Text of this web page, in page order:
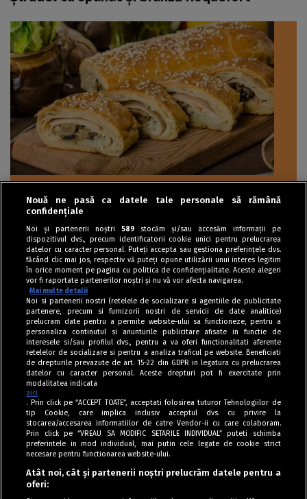
Aperitive
Ștrudel cu șuncă și ciuperci, pentru gustări
delicioase
Tag index
Program Antena 1
Nouă ne pasă ca datele tale personale să rămână
confidențiale
Noi și partenerii noștri 589 stocăm și/sau accesăm informații pe
dispozitivul dvs., precum identificatorii cookie unici pentru prelucrarea
datelor cu caracter personal. Puteți accepta sau gestiona preferințele dvs.
făcând clic mai jos, respectiv vă puteți opune utilizării unui interes legitim
în orice moment pe pagina cu politica de confidențialitate. Aceste alegeri
vor fi raportate partenerilor noștri și nu vă vor afecta navigarea.
Mai multe detalii
Noi si partenerii nostri (retelele de socializare si agentiile de publicitate
partenere, precum si furnizorii nostri de servicii de date analitice)
prelucram date pentru a permite website-ului sa functioneze, pentru a
personaliza continutul si anunturile publicitare afisate in functie de
interesele si/sau profilul dvs., pentru a va oferi functionalitati aferente
retelelor de socializare si pentru a analiza traficul pe website. Beneficiati
de drepturile prevazute de art. 15-22 din GDPR in legatura cu prelucrarea
datelor cu caracter personal. Aceste drepturi pot fi exercitate prin
modalitatea indicata
aici
. Prin click pe “ACCEPT TOATE”, acceptati folosirea tuturor Tehnologiilor de
tip Cookie, care implica inclusiv acceptul dvs. cu privire la
stocarea/accesarea informatiilor de catre Vendor-ii cu care colaboram.
Prin click pe “VREAU SA MODIFIC SETARILE INDIVIDUAL” puteti schimba
preferintele in mod individual, mai putin cele legate de cookie strict
necesare pentru functionarea website-ului.
Atât noi, cât și partenerii noștri prelucrăm datele pentru a
oferi: